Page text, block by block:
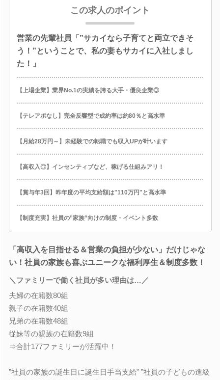
この求人のポイント
営業の先輩社員「”サカイなら子育てと両立できそ
う！”ということで、私の妻もサカイに入社しまし
た！」
【上場企業】業界No.1の実績を誇る大手・優良企業◎
【テレアポなし】完全反響型で成約率は約80％と高水準
【月給28万円～】未経験での転職でも収入UPが叶います
【高収入◎】インセンティブなど、稼げる仕組みアリ！
【賞与年3回】昨年度の平均支給額は"110万円"と高水準
【制度充実】社員の”家族”向けの制度・イベント多数
「高収入を目指せる＆営業の負担が少ない」だけじゃな
い！社員の家族も喜ぶユニークな福利厚生＆制度多数！
＼ファミリーで働く社員が多い理由は…／
夫婦の在籍数80組
親子の在籍数40組
兄弟の在籍数48組
従妹等の親族の在籍数9組
⇒合計177ファミリーが活躍中！
”社員の家族の誕生日に誕生日手当支給” ”社員の子どもの進級